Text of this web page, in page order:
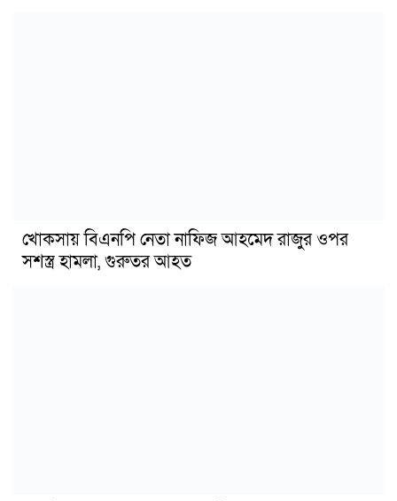
খোকসায় বিএনপি নেতা নাফিজ আহমেদ রাজুর ওপর
সশস্ত্র হামলা, গুরুতর আহত